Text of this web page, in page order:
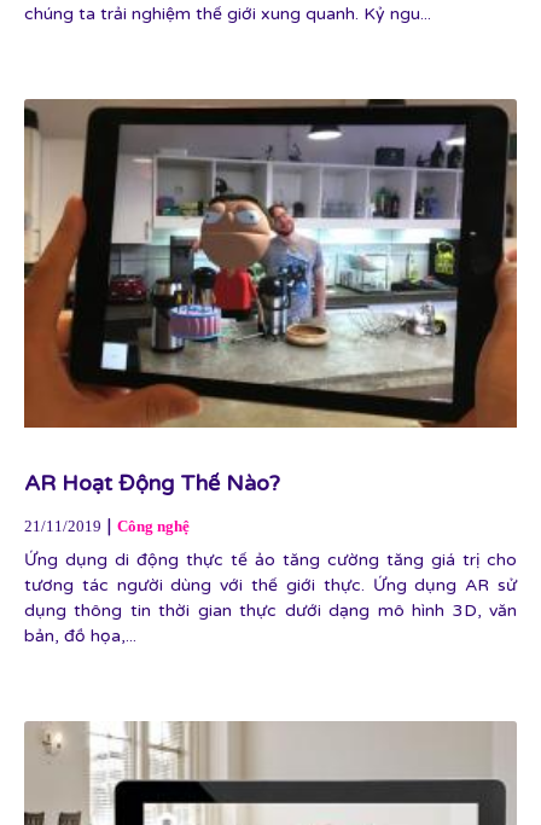
chúng ta trải nghiệm thế giới xung quanh. Kỷ ngu...
AR Hoạt Động Thế Nào?
21/11/2019 | Công nghệ
Ứng dụng di động thực tế ảo tăng cường tăng giá trị cho
tương tác người dùng với thế giới thực. Ứng dụng AR sử
dụng thông tin thời gian thực dưới dạng mô hình 3D, văn
bản, đồ họa,...